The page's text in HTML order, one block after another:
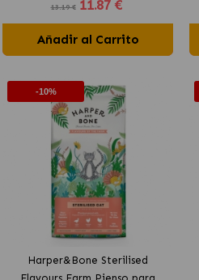
Esterilizados con Cerdo y Pavo
13.19 € 11.87 €
Añadir al Carrito
-10%
Harper&Bone Sterilised
Flavours Farm Pienso para